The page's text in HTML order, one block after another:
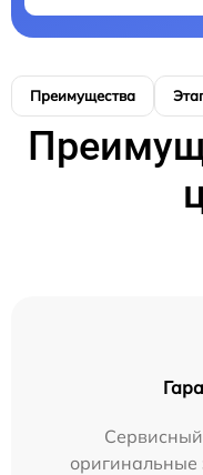
Преимущества
оригинальные